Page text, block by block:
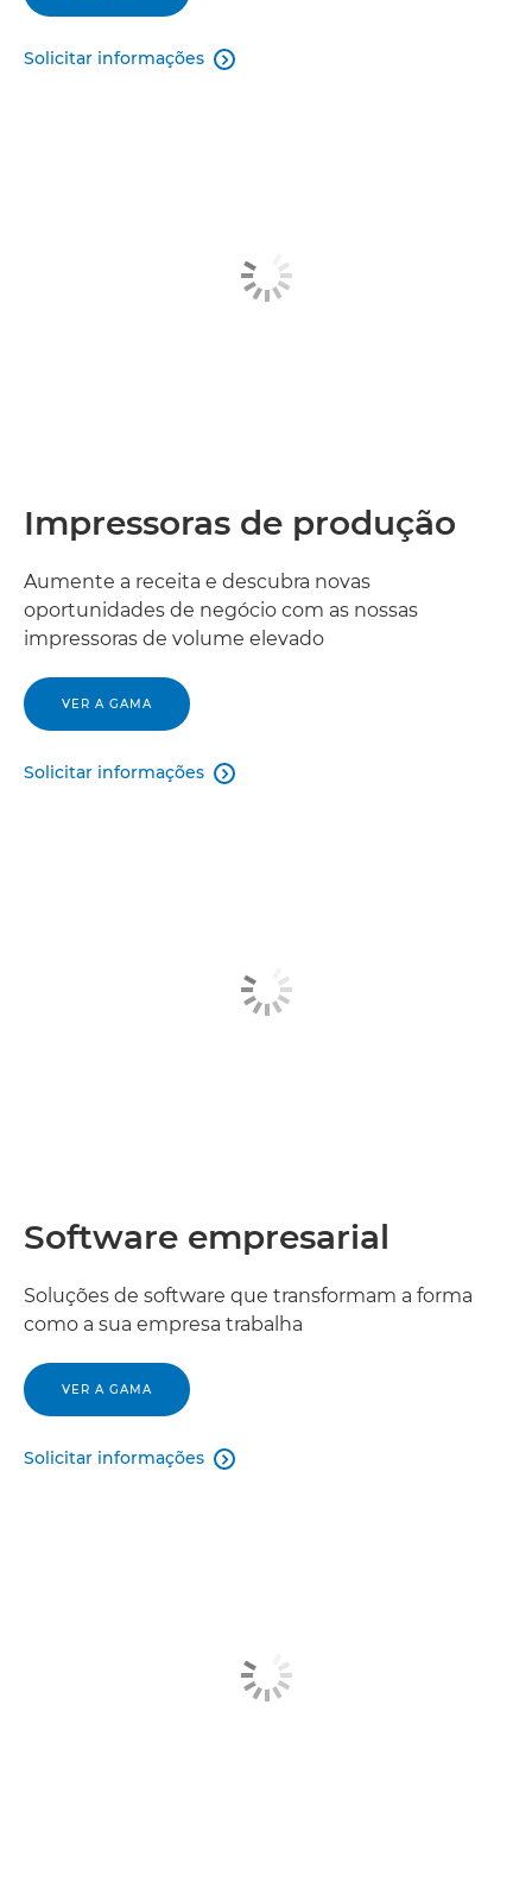
Solicitar informações 
Impressoras de produção
Aumente a receita e descubra novas
oportunidades de negócio com as nossas
impressoras de volume elevado
VER A GAMA
Solicitar informações 
Software empresarial
Soluções de software que transformam a forma
como a sua empresa trabalha
VER A GAMA
Solicitar informações 